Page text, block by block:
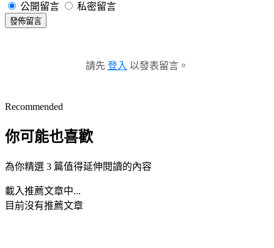
公開留言 私密留言
發佈留言
請先 登入 以發表留言。
Recommended
你可能也喜歡
為你精選 3 篇值得延伸閱讀的內容
載入推薦文章中...
目前沒有推薦文章